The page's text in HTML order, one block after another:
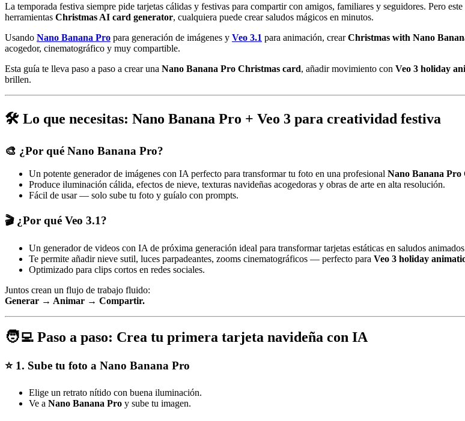
La temporada festiva siempre pide tarjetas cálidas y festivas para compartir con amigos, familiares y seguidores. Pero
herramientas Christmas AI card generator, cualquiera puede crear saludos mágicos en minutos.
Usando Nano Banana Pro para generación de imágenes y Veo 3.1 para animación, crearChristmas with Nano
acogedor, cinematográfico y muy compartible.
Esta guía te lleva paso a paso a crear una Nano Banana Pro Christmas card, añadir movimiento con Veo 3 holiday
brillen.
🛠️ Lo que necesitas: Nano Banana Pro + Veo 3 para creatividad festiva
🎨 ¿Por qué Nano Banana Pro?
Un potente generador de imágenes con IA perfecto para transformar tu foto en una profesional Nano Banana Pro
Produce iluminación cálida, efectos de nieve, texturas navideñas acogedoras y obras de arte en alta resolución.
Fácil de usar — solo sube tu foto y guíalo con prompts.
🎬 ¿Por qué Veo 3.1?
Un generador de videos con IA de próxima generación ideal para transformar tarjetas estáticas en saludos
Te permite añadir nieve sutil, luces parpadeantes, zooms cinematográficos — perfecto para Veo 3 holiday
Optimizado para clips cortos en redes sociales.
Juntos crean un flujo de trabajo fluido:
Generar → Animar → Compartir.
🧑‍💻 Paso a paso: Crea tu primera tarjeta navideña con IA
⭐ 1. Sube tu foto a Nano Banana Pro
Elige un retrato nítido con buena iluminación.
Ve a Nano Banana Pro y sube tu imagen.